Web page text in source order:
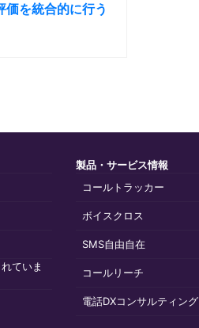
価を統合的に行う
ていま
製品・サービス情報
コールトラッカー
ボイスクロス
SMS自由自在
コールリーチ
電話DXコンサルティング